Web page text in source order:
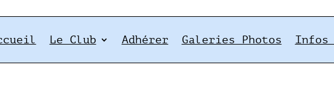
Le Club Adhérer Galeries Photos Infos